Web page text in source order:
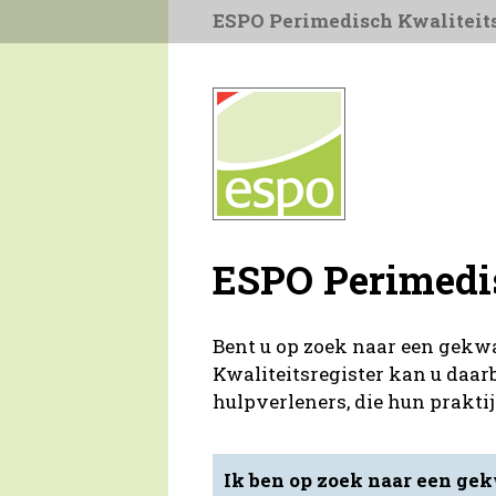
ESPO Perimedisch
ESPO
Bent u op zoek naar een
Kwaliteitsregister kan u
hulpverleners, die hun
Ik ben op zoek naar een